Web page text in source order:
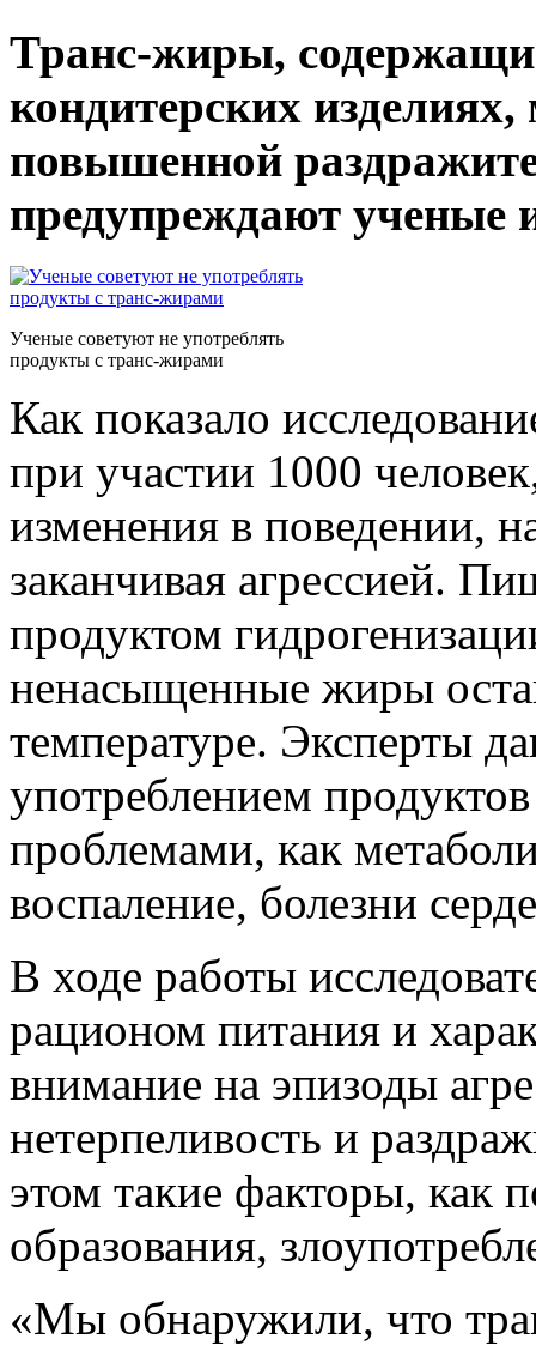
Транс-жиры,
кондитерских
повышенной
предупреждают
Ученые советуют не употреблять
продукты с транс-жирами
Как показало
при участии 1000
изменения в поведении,
заканчивая агрессией.
продуктом
ненасыщенные жиры
температуре. Эксперты
употреблением
проблемами, как
воспаление, болезни
В ходе работы
рационом питания и
внимание на эпизоды
нетерпеливость и
этом такие факторы, как
образования,
«Мы обнаружили, что